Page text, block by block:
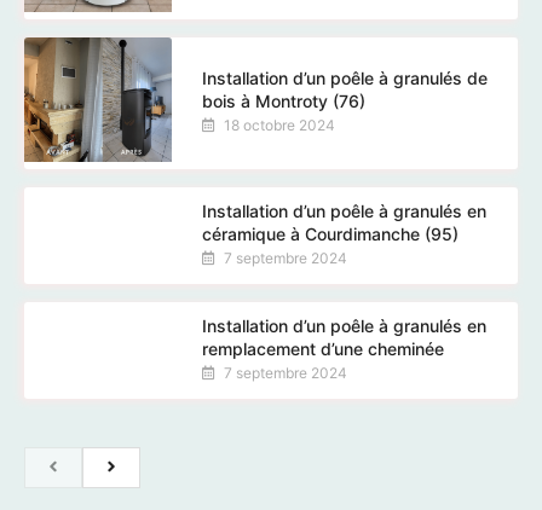
Installation d’un poêle à granulés de
bois à Montroty (76)
18 octobre 2024
Installation d’un poêle à granulés en
céramique à Courdimanche (95)
7 septembre 2024
Installation d’un poêle à granulés en
remplacement d’une cheminée
7 septembre 2024